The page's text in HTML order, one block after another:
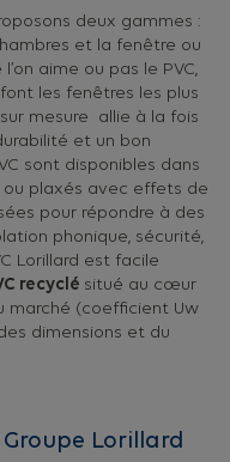
deux gammes :
et la fenêtre ou
aime ou pas le PVC,
les fenêtres les plus
mesure allie à la fois
et un bon
sont disponibles dans
plaxés avec effets de
pour répondre à des
phonique, sécurité,
Lorillard est facile
recyclé situé au cœur
marché (coefficient Uw
dimensions et du
Lorillard